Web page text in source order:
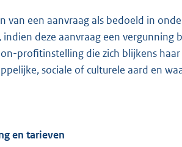
van een aanvraag als bedoeld in
deze aanvraag een
profitinstelling die zich blijkens
sociale of culturele aard en
en tarieven